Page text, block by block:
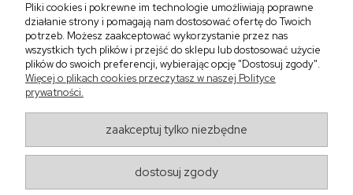
Sukienka z falbaną i
bufiastym rękawem w
405,30 zł
Sukienka z dekoltem w
299,00 zł
‹
Regulaminy
Pliki cookies i pokrewne im technologie umożliwiają poprawne
działanie strony i pomagają nam dostosować ofertę do Twoich
potrzeb. Możesz zaakceptować wykorzystanie przez nas
wszystkich tych plików i przejść do sklepu lub dostosować użycie
plików do swoich preferencji, wybierając opcję "Dostosuj zgody".
Więcej o plikach cookies przeczytasz w naszej Polityce
prywatności.
zaakceptuj tylko niezbędne
dostosuj zgody